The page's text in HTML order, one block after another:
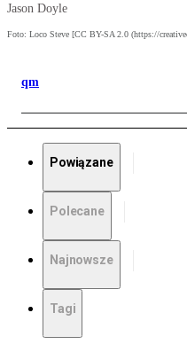
Jason Doyle
Foto: Loco Steve [CC BY-SA 2.0 (https://
qm
Powiązane
Polecane
Najnowsze
Tagi